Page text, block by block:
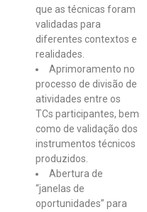
que as técnicas foram
validadas para
diferentes contextos e
realidades.
Aprimoramento no
processo de divisão de
atividades entre os
TCs participantes, bem
como de validação dos
instrumentos técnicos
produzidos.
Abertura de
“janelas de
oportunidades” para